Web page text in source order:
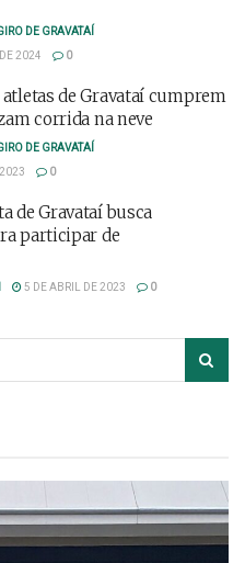
DE GRAVATAÍ
2024
0
de Gravataí cumprem
corrida na neve
DE GRAVATAÍ
0
de Gravataí busca
participar de
5 DE ABRIL DE 2023 0